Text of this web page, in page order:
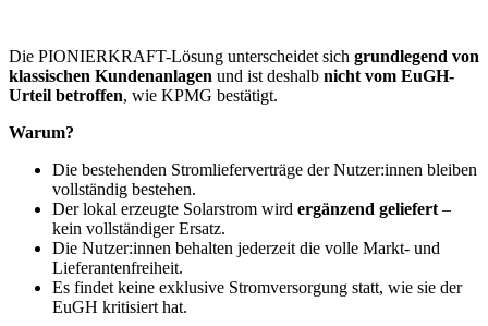
Die PIONIERKRAFT-Lösung unterscheidet sich grundlegend von
klassischen Kundenanlagen und ist deshalb nicht vom EuGH-
Urteil betroffen, wie KPMG bestätigt.
Warum?
Die bestehenden Stromlieferverträge der Nutzer:innen bleiben
vollständig bestehen.
Der lokal erzeugte Solarstrom wird ergänzend geliefert –
kein vollständiger Ersatz.
Die Nutzer:innen behalten jederzeit die volle Markt- und
Lieferantenfreiheit.
Es findet keine exklusive Stromversorgung statt, wie sie der
EuGH kritisiert hat.